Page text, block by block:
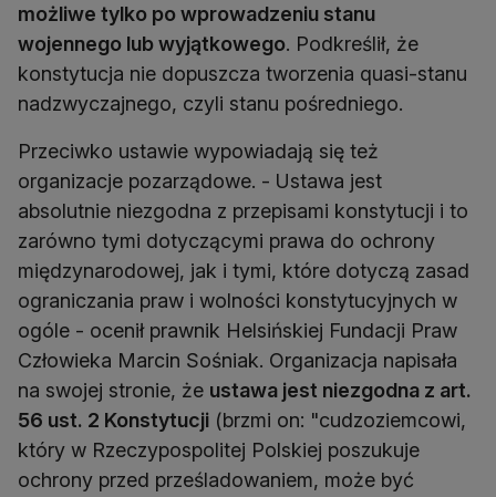
możliwe tylko po wprowadzeniu stanu
wojennego lub wyjątkowego. Podkreślił, że
konstytucja nie dopuszcza tworzenia quasi-stanu
nadzwyczajnego, czyli stanu pośredniego.
Przeciwko ustawie wypowiadają się też
organizacje pozarządowe. - Ustawa jest
absolutnie niezgodna z przepisami konstytucji i to
zarówno tymi dotyczącymi prawa do ochrony
międzynarodowej, jak i tymi, które dotyczą zasad
ograniczania praw i wolności konstytucyjnych w
ogóle - ocenił prawnik Helsińskiej Fundacji Praw
Człowieka Marcin Sośniak. Organizacja napisała
na swojej stronie, że ustawa jest niezgodna z art.
56 ust. 2 Konstytucji (brzmi on: "cudzoziemcowi,
który w Rzeczypospolitej Polskiej poszukuje
ochrony przed prześladowaniem, może być